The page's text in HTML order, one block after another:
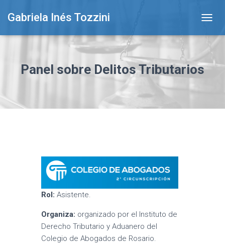
Gabriela Inés Tozzini
O
L
Panel sobre Delitos Tributarios
Rol: Asistente.
Organiza: organizado por el Instituto de
Derecho Tributario y Aduanero del
Colegio de Abogados de Rosario.